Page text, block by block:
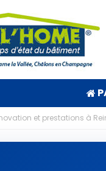
et prestations à